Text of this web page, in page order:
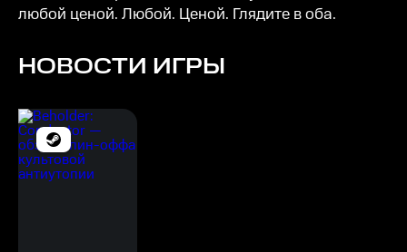
любой ценой. Любой. Ценой. Глядите в оба.
НОВОСТИ ИГРЫ